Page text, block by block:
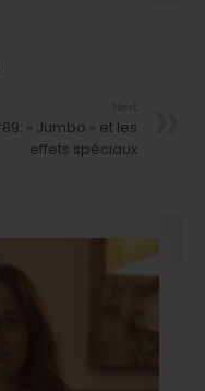
« Jumbo » et les
effets spéciaux